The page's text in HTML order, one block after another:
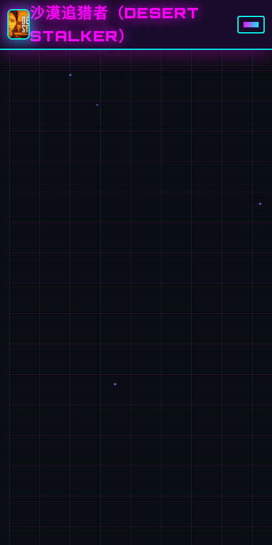
沙漠追猎者（DESERT
STALKER）